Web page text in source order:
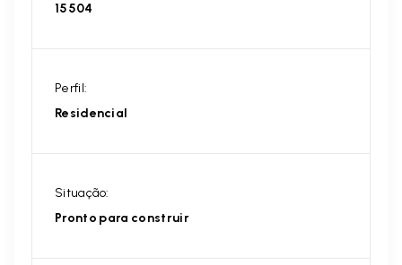
15504
Perfil:
Residencial
Situação:
Pronto para construir